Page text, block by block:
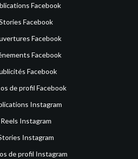
Facebook
Facebook
Facebook
Facebook
Facebook
de profil Facebook
Instagram
Reels Instagram
Instagram
de profil Instagram